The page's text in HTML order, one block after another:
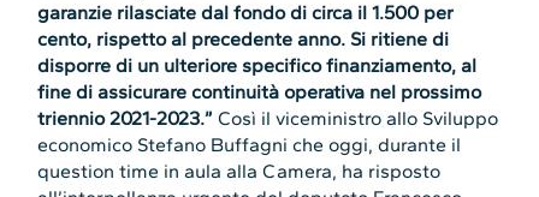
garanzie rilasciate dal fondo di circa il 1.500 per
cento, rispetto al precedente anno. Si ritiene di
disporre di un ulteriore specifico finanziamento, al
fine di assicurare continuità operativa nel prossimo
triennio 2021-2023.” Così il viceministro allo Sviluppo
economico Stefano Buffagni che oggi, durante il
question time in aula alla Camera, ha risposto